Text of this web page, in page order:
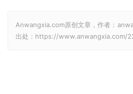
Anwangxia.com原创文章，作者：
出处：https://www.anwangxia.com/